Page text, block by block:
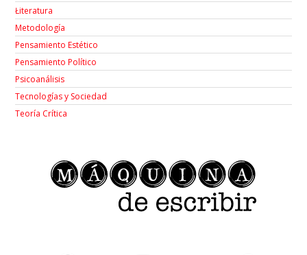
Łiteratura
Metodología
Pensamiento Estético
Pensamiento Político
Psicoanálisis
Tecnologías y Sociedad
Teoría Crítica